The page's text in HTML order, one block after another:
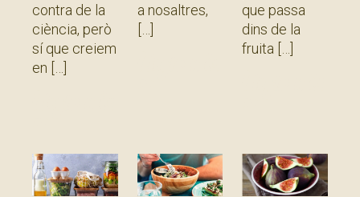
contra de la
ciència, però
sí que creiem
en
a nosaltres,
que passa
dins de la
fruita